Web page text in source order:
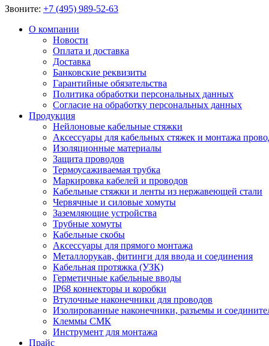
Звоните: +7 (495) 989-52-63
О компании
Новости
Оплата и доставка
Доставка
Банковские реквизиты
Гарантийные обязательства
Политика обработки персональных данных
Согласие на обработку персональных данных
Продукция
Нейлоновые кабельные стяжки
Аксессуары для кабельных стяжек и монтажа
Изоляционные материалы
Защита проводов
Термоусаживаемая трубка
Маркировка кабелей и проводов
Кабельные стяжки и ленты из нержавеющей стали
Червячные и силовые хомуты
Заземляющие устройства
Трубные хомуты
Кабельные скобы
Аксессуары для прямого монтажа
Металлорукав, фитинги для ввода и соединения
Кабельная протяжка (УЗК)
Герметичные кабельные вводы
IP68 коннекторы и коробки
Втулочные наконечники для проводов
Изолированные наконечники, разъемы и
Клеммы СМК
Инструмент для монтажа
Прайс